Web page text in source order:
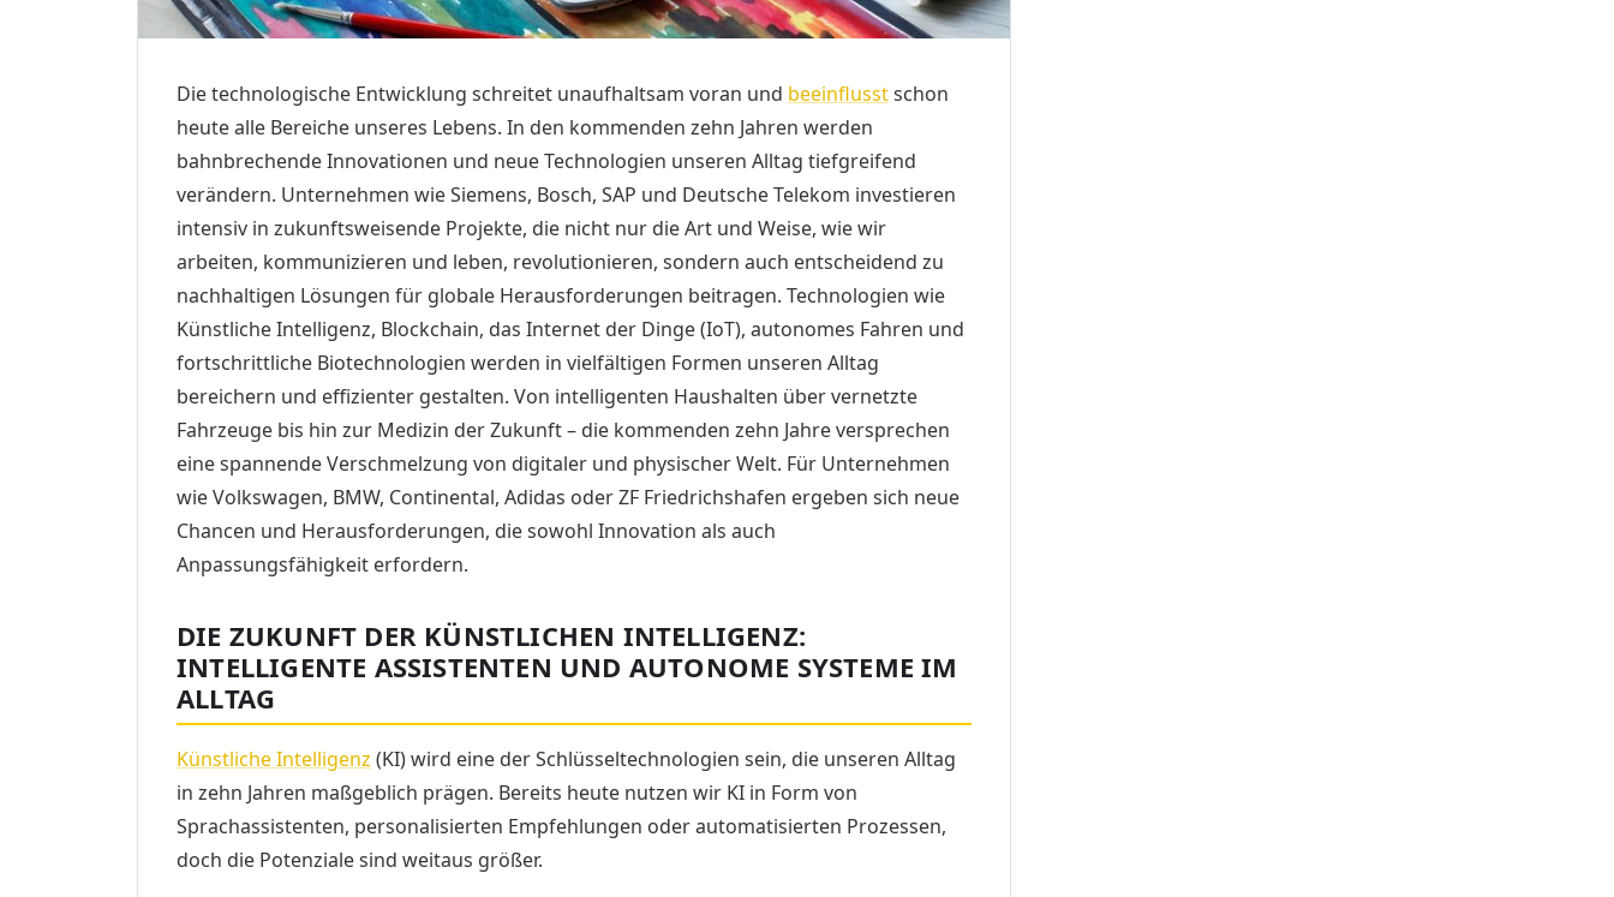
Die technologische Entwicklung schreitet unaufhaltsam voran und beeinflusstschon
heute alle Bereiche unseres Lebens. In den kommenden zehn Jahren werden
bahnbrechende Innovationen und neue Technologien unseren Alltag tiefgreifend
verändern. Unternehmen wie Siemens, Bosch, SAP und Deutsche Telekom investieren
intensiv in zukunftsweisende Projekte, die nicht nur die Art und Weise, wie wir
arbeiten, kommunizieren und leben, revolutionieren, sondern auch entscheidend zu
nachhaltigen Lösungen für globale Herausforderungen beitragen. Technologien wie
Künstliche Intelligenz, Blockchain, das Internet der Dinge (IoT), autonomes Fahren und
fortschrittliche Biotechnologien werden in vielfältigen Formen unseren Alltag
bereichern und effizienter gestalten. Von intelligenten Haushalten über vernetzte
Fahrzeuge bis hin zur Medizin der Zukunft – die kommenden zehn Jahre versprechen
eine spannende Verschmelzung von digitaler und physischer Welt. Für Unternehmen
wie Volkswagen, BMW, Continental, Adidas oder ZF Friedrichshafen ergeben sich neue
Chancen und Herausforderungen, die sowohl Innovation als auch
Anpassungsfähigkeit erfordern.
DIE ZUKUNFT DER KÜNSTLICHEN INTELLIGENZ:
INTELLIGENTE ASSISTENTEN UND AUTONOME SYSTEME IM
ALLTAG
Künstliche Intelligenz (KI) wird eine der Schlüsseltechnologien sein, die unseren Alltag
in zehn Jahren maßgeblich prägen. Bereits heute nutzen wir KI in Form von
Sprachassistenten, personalisierten Empfehlungen oder automatisierten Prozessen,
doch die Potenziale sind weitaus größer.